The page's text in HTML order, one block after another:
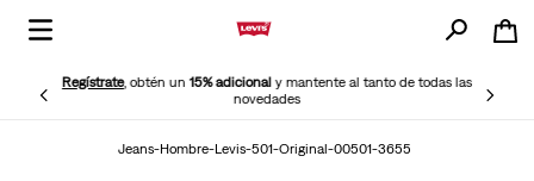
Regístrate, obtén un15% adicionaly mantente al tanto de todas las
novedades
Jeans-Hombre-Levis-501-Original-00501-3655